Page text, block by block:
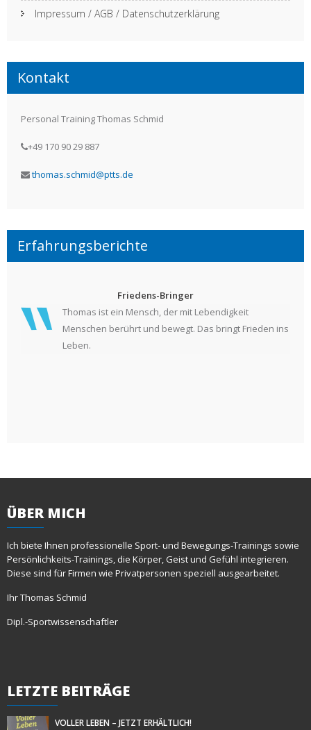
Impressum / AGB / Datenschutzerklärung
Kontakt
Personal Training Thomas Schmid
+49 170 90 29 887
thomas.schmid@ptts.de
Erfahrungsberichte
Friedens-Bringer
Thomas ist ein Mensch, der mit Lebendigkeit
Menschen berührt und bewegt. Das bringt Frieden ins
Leben.
ÜBERMICH
Ich biete Ihnen professionelle Sport- und Bewegungs-Trainings sowie
Persönlichkeits-Trainings, die Körper, Geist und Gefühl integrieren.
Diese sind für Firmen wie Privatpersonen speziell ausgearbeitet.
Ihr Thomas Schmid
Dipl.-Sportwissenschaftler
LETZTE BEITRÄGE
VOLLER LEBEN – JETZT ERHÄLTLICH!